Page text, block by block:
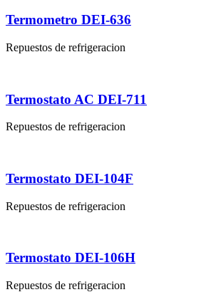
Termometro DEI-636
Repuestos de refrigeracion
Termostato AC DEI-711
Repuestos de refrigeracion
Termostato DEI-104F
Repuestos de refrigeracion
Termostato DEI-106H
Repuestos de refrigeracion